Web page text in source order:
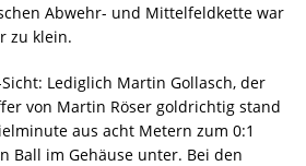
Abwehr- und Mittelfeldkette war
zu klein.
Lediglich Martin Gollasch, der
von Martin Röser goldrichtig stand
aus acht Metern zum 0:1
Ball im Gehäuse unter. Bei den